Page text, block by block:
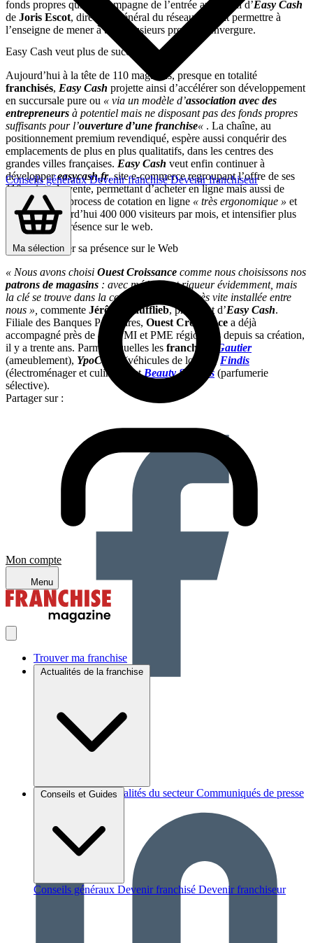
Conseils générauxDevenir franchiséDevenir franchiseur
Ma sélection
Mon compte
Menu
Trouver ma franchise
Actualités de la franchise
Brèves et actus Actualités du secteur Communiqués de presse
Conseils et Guides
Conseils généraux Devenir franchisé Devenir franchiseur
fonds propres qui s’accompagne de l’entrée au capital d’Easy Cash
de Joris Escot, directeur général du réseau. Et doit permettre à
l’enseigne de mener à bien plusieurs projets d’envergure.
Easy Cash veut plus de succursales…
Aujourd’hui à la tête de 110 magasins, presque en totalité
franchisés, Easy Cash projette ainsi d’accélérer son développement
en succursale pure ou « via un modèle d’association avec des
entrepreneurs à potentiel mais ne disposant pas des fonds propres
suffisants pour l’ouverture d’une franchise« . La chaîne, au
positionnement premium revendiqué, espère aussi conquérir des
emplacements de plus en plus qualitatifs, dans les centres des
grandes villes françaises. Easy Cash veut enfin continuer à
développereasycash.fr, site e-commerce regroupant l’offre de ses
110 points de vente, permettant d’acheter en ligne mais aussi de
vendre via un process de cotation en ligne « très ergonomique » et
touchant aujourd’hui 400 000 visiteurs par mois, et intensifier plus
largement sa présence sur le web.
… Et intensifier sa présence sur le Web
« Nous avons choisi Ouest Croissance comme nous choisissons nos
patrons de magasins : avec méthode et rigueur évidemment, mais
la clé se trouve dans la confiance qui s’est très vite installée entre
nous », commente Jérôme Taufflieb, président d’Easy Cash.
Filiale des Banques Populaires, Ouest Croissance a déjà
accompagné près de 450 PMI et PME régionales depuis sa création,
il y a trente ans. Parmi lesquelles les franchises
Gautier
(ameublement), YpoCamp (véhicules de loisirs),Findis
(électroménager et culinaire) etBeauty Success (parfumerie
sélective).
Partager sur :